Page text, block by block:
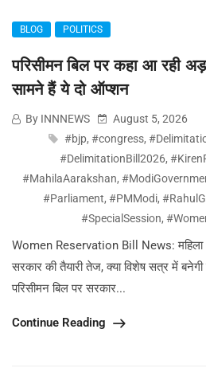
BLOG POLITICS
परिसीमन बिल पर कहा आ रही
सामने हैं ये दो ऑप्शन
By INNNEWS
August 5, 2026
#bjp, #congress,
#DelimitationBill2026,
#MahilaAarakshan,
#Parliament, #PMModi,
#SpecialSession,
Women Reservation Bill News: महिला
सरकार की तैयारी तेज, क्या विशेष सत्र में
परिसीमन बिल पर सरकार...
Continue Reading